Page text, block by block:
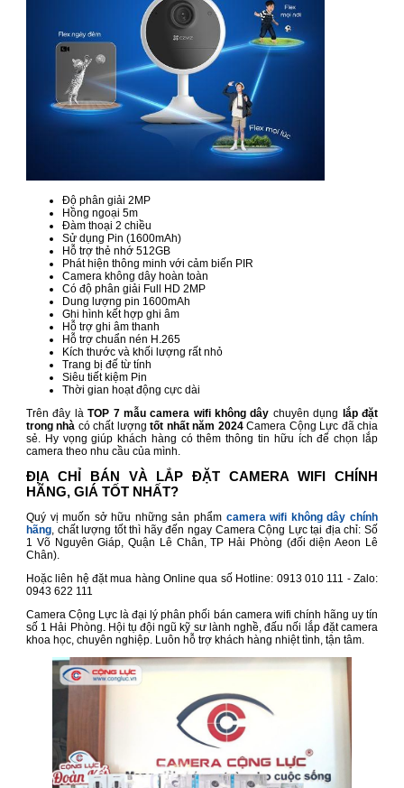
Độ phân giải 2MP
Hồng ngoại 5m
Đàm thoại 2 chiều
Sử dụng Pin (1600mAh)
Hỗ trợ thẻ nhớ 512GB
Phát hiện thông minh với cảm biến PIR
Camera không dây hoàn toàn
Có độ phân giải Full HD 2MP
Dung lượng pin 1600mAh
Ghi hình kết hợp ghi âm
Hỗ trợ ghi âm thanh
Hỗ trợ chuẩn nén H.265
Kích thước và khối lượng rất nhỏ
Trang bị đế từ tính
Siêu tiết kiệm Pin
Thời gian hoạt động cực dài
Trên đây làTOP 7 mẫu camera wifi không dây chuyên dụng lắp đặt
trong nhà có chất lượngtốt nhất năm 2024Camera Cộng Lực đã chia
sẻ. Hy vọng giúp khách hàng có thêm thông tin hữu ích để chọn lắp
camera theo nhu cầu của mình.
ĐỊA CHỈ BÁN VÀ LẮP ĐẶT CAMERA WIFI CHÍNH
HÃNG, GIÁ TỐT NHẤT?
Quý vị muốn sở hữu những sản phẩm camera wifi không dây chính
hãng, chất lượng tốt thì hãy đến ngay Camera Cộng Lực tại địa chỉ: Số
1 Võ Nguyên Giáp, Quận Lê Chân, TP Hải Phòng (đối diện Aeon Lê
Chân).
Hoặc liên hệ đặt mua hàng Online qua số Hotline: 0913 010 111 - Zalo:
0943 622 111
Camera Cộng Lực là đại lý phân phối bán camera wifi chính hãng uy tín
số 1 Hải Phòng. Hội tụ đội ngũ kỹ sư lành nghề, đấu nối lắp đặt camera
khoa học, chuyên nghiệp. Luôn hỗ trợ khách hàng nhiệt tình, tận tâm.